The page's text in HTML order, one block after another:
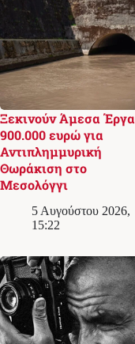
Ξεκινούν Άμεσα Έργα
900.000 ευρώ για
Αντιπλημμυρική
Θωράκιση στο
Μεσολόγγι
5 Αυγούστου 2026,
15:22